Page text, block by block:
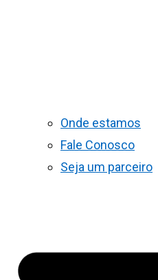
Onde estamos
Fale Conosco
Seja um parceiro